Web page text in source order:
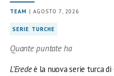
TEAM | AGOSTO 7, 2026
SERIE TURCHE
Quante puntate ha
L’Eredeè la nuova serie turca di